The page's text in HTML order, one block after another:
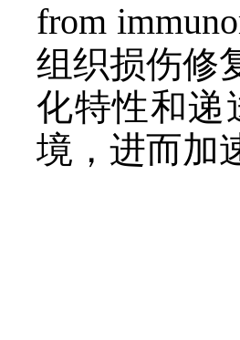
from
组织损伤修
化特性和递
境，进而加